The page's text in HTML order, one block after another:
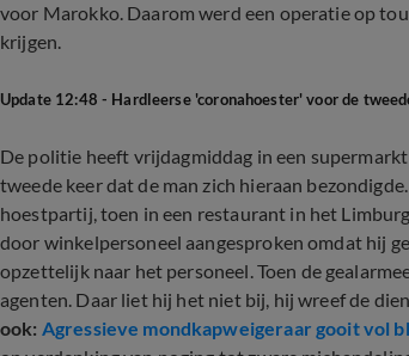
voor Marokko. Daarom werd een operatie op
krijgen.
Update 12:48 - Hardleerse 'coronahoester' voor de
De politie heeft vrijdagmiddag in een
tweede keer dat de man zich hieraan
hoestpartij, toen in een restaurant in het
door winkelpersoneel aangesproken omdat hij
opzettelijk naar het personeel. Toen de
agenten. Daar liet hij het niet bij, hij wreef de
ook: Agressieve mondkapweigeraar gooit vol